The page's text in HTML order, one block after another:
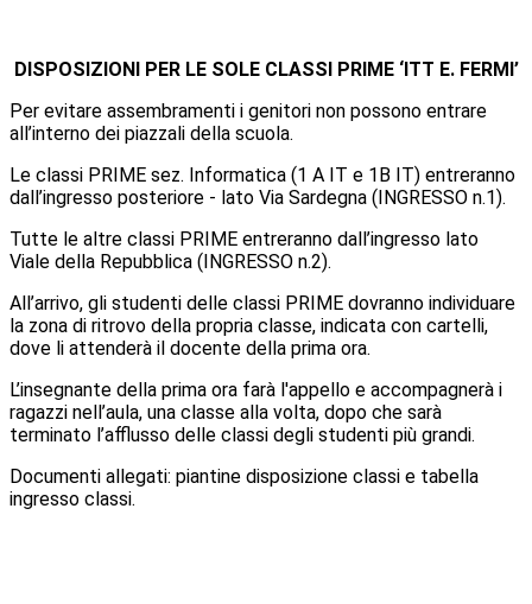
DISPOSIZIONI PER LE SOLE CLASSI PRIME ‘ITT E. FERMI’
Per evitare assembramenti i genitori non possono entrare
all’interno dei piazzali della scuola.
Le classi PRIME sez. Informatica (1 A IT e 1B IT) entreranno
dall’ingresso posteriore - lato Via Sardegna (INGRESSO n.1).
Tutte le altre classi PRIME entreranno dall’ingresso lato
Viale della Repubblica (INGRESSO n.2).
All’arrivo, gli studenti delle classi PRIME dovranno individuare
la zona di ritrovo della propria classe, indicata con cartelli,
dove li attenderà il docente della prima ora.
L’insegnante della prima ora farà l'appello e accompagnerà i
ragazzi nell’aula, una classe alla volta, dopo che sarà
terminato l’afflusso delle classi degli studenti più grandi.
Documenti allegati: piantine disposizione classi e tabella
ingresso classi.